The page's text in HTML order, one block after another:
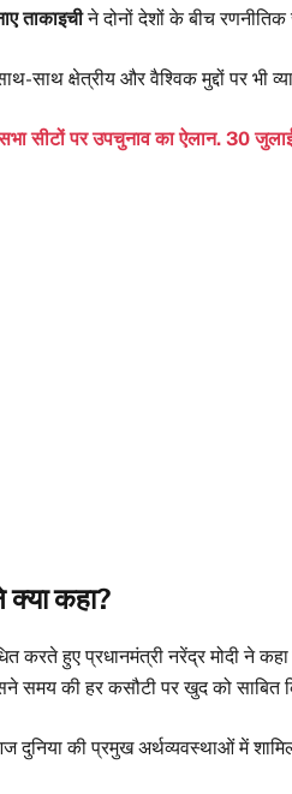
ताकाइचीने दोनों देशों के बीच
साथ क्षेत्रीय और वैश्विक मुद्दों पर भी
सीटों पर उपचुनाव का ऐलान. 30
क्या कहा?
करते हुए प्रधानमंत्री नरेंद्र मोदी ने
समय की हर कसौटी पर खुद को साबित
दुनिया की प्रमुख अर्थव्यवस्थाओं में